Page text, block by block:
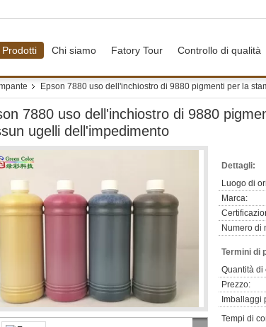
Prodotti Chi siamo Fatory Tour Controllo di qualità
Epson 7880 uso dell'inchiostro di 9880 pigmenti per la
7880 uso dell'inchiostro di 9880
ugelli dell'impedimento
Dettagli:
Luogo di
Marca:
Numero di
Termini di
Quantità di
Prezzo:
Imballaggi
Tempi di